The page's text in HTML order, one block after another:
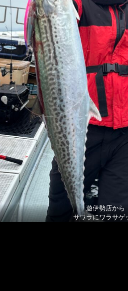
遊伊勢店から
サワラにワラサゲ